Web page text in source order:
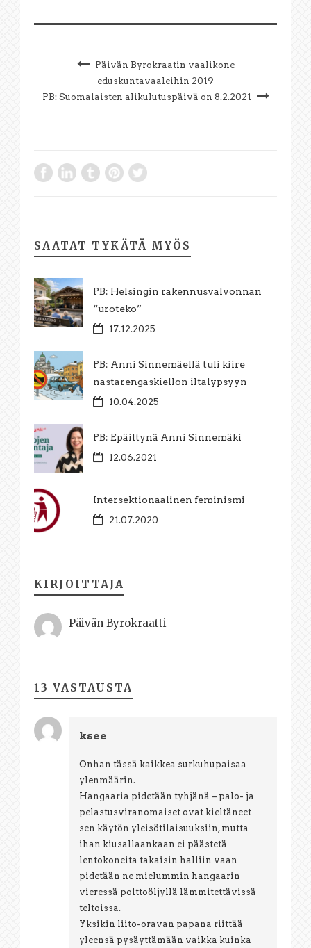
Päivän Byrokraatin vaalikone
eduskuntavaaleihin 2019
PB: Suomalaisten alikulutuspäivä on 8.2.2021
SAATAT TYKÄTÄ MYÖS
PB: Helsingin rakennusvalvonnan
“uroteko”
17.12.2025
PB: Anni Sinnemäellä tuli kiire
nastarengaskiellon iltalypsyyn
10.04.2025
PB: Epäiltynä Anni Sinnemäki
12.06.2021
Intersektionaalinen feminismi
21.07.2020
KIRJOITTAJA
Päivän Byrokraatti
13 VASTAUSTA
ksee
Onhan tässä kaikkea surkuhupaisaa
ylenmäärin.
Hangaaria pidetään tyhjänä – palo- ja
pelastusviranomaiset ovat kieltäneet
sen käytön yleisötilaisuuksiin, mutta
ihan kiusallaankaan ei päästetä
lentokoneita takaisin halliin vaan
pidetään ne mielummin hangaarin
vieressä polttoöljyllä lämmitettävissä
teltoissa.
Yksikin liito-oravan papana riittää
yleensä pysäyttämään vaikka kuinka